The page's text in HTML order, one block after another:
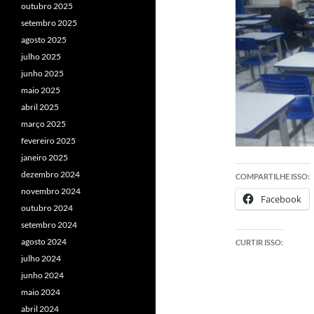
COMPARTILHE ISSO:
Facebook
CURTIR ISSO:
outubro 2025
setembro 2025
agosto 2025
julho 2025
junho 2025
maio 2025
abril 2025
março 2025
fevereiro 2025
janeiro 2025
dezembro 2024
novembro 2024
outubro 2024
setembro 2024
agosto 2024
julho 2024
junho 2024
maio 2024
abril 2024